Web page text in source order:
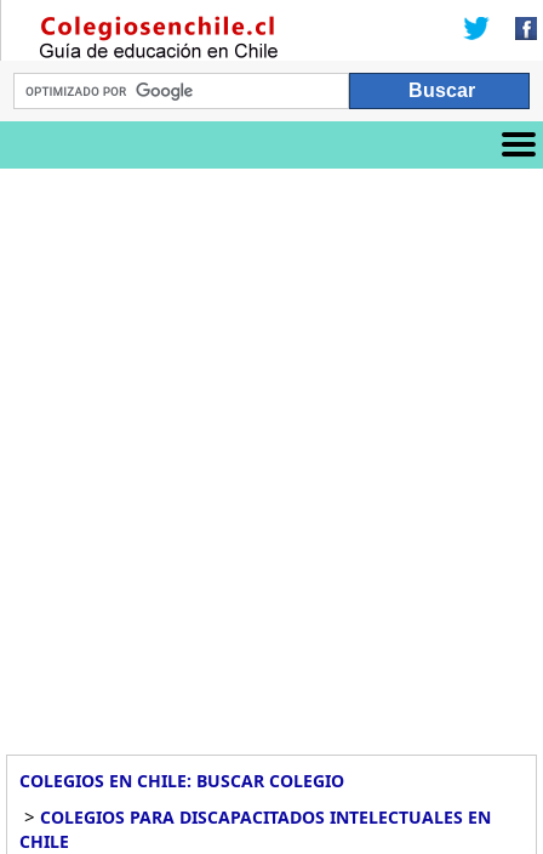
COLEGIOS EN CHILE: BUSCAR COLEGIO
> COLEGIOS PARA DISCAPACITADOS INTELECTUALES EN
CHILE